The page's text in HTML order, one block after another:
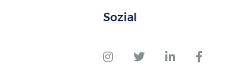
Sozial